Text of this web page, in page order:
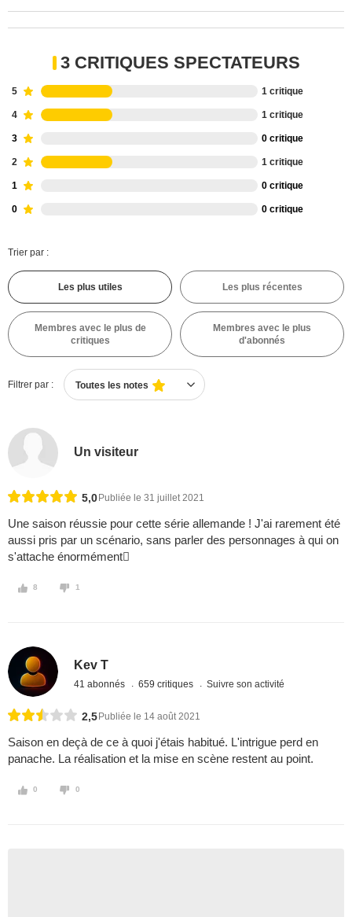
3 CRITIQUES SPECTATEURS
5 1 critique
4 1 critique
3 0 critique
2 1 critique
1 0 critique
0 0 critique
Trier par :
Les plus utiles Les plus récentes
Membres avec le plus de
critiques
Membres avec le plus
d'abonnés
Filtrer par : Toutes les notes
Un visiteur
5,0 Publiée le 31 juillet 2021
Une saison réussie pour cette série allemande ! J'ai rarement été
aussi pris par un scénario, sans parler des personnages à qui on
s'attache énormément
8 1
Kev T
41 abonnés 659 critiques Suivre son activité
2,5 Publiée le 14 août 2021
Saison en deçà de ce à quoi j'étais habitué. L'intrigue perd en
panache. La réalisation et la mise en scène restent au point.
0 0